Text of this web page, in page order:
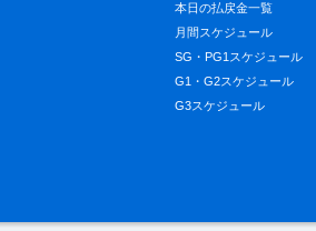
本日の払戻金一覧
月間スケジュール
SG・PG1スケジュール
G1・G2スケジュール
G3スケジュール